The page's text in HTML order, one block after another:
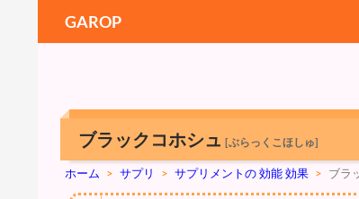
GAROP
ブラックコホシュ [ぶらっくこほしゅ]
ホーム > サプリ > サプリメントの 効能 効果 > ブラ